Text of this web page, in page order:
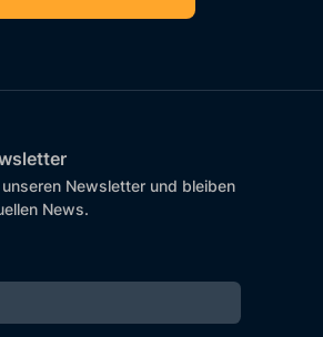
Newsletter und bleiben
News.